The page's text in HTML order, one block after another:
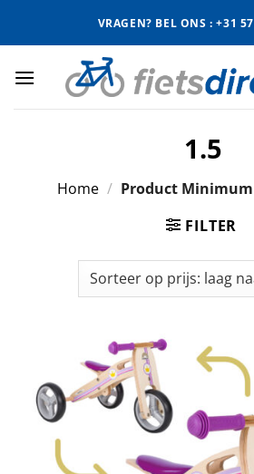
VRAGEN? BEL ONS : +31
1.5
Home / Product
FILTER